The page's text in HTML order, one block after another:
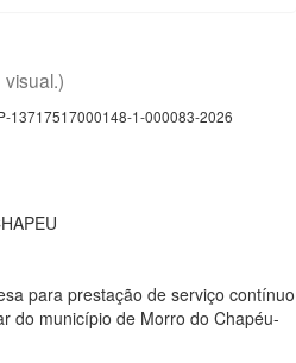
visual.)
13717517000148-1-000083-2026
para prestação de serviço contínuo
do município de Morro do Chapéu-